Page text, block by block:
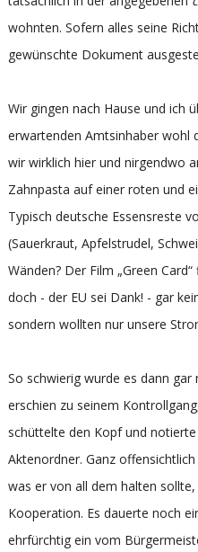
wohnten. Sofern alles seine
gewünschte Dokument
Wir gingen nach Hause und ich
erwartenden Amtsinhaber wohl
wir wirklich hier und nirgendwo
Zahnpasta auf einer roten und
Typisch deutsche Essensreste
(Sauerkraut, Apfelstrudel,
Wänden? Der Film „Green
doch - der EU sei Dank! - gar
sondern wollten nur unsere
So schwierig wurde es dann
erschien zu seinem
schüttelte den Kopf und
Aktenordner. Ganz
was er von all dem halten
Kooperation. Es dauerte noch
ehrfürchtig ein vom